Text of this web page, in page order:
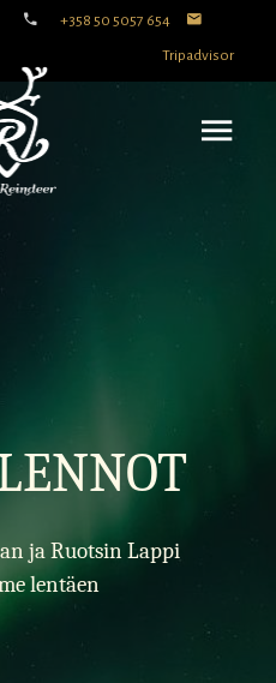
+358 50 5057 654
Tripadvisor
ja Ruotsin Lappi
lentäen